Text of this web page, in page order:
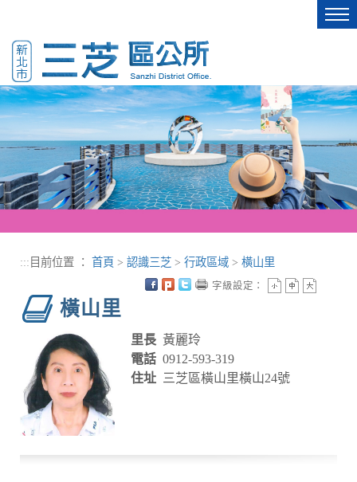
::: 目前位置 ： 首頁 > 認識三芝 > 行政區域 > 橫山里
橫山里
字級設定：
里長 黃麗玲
電話 0912-593-319
住址 三芝區橫山里橫山24號